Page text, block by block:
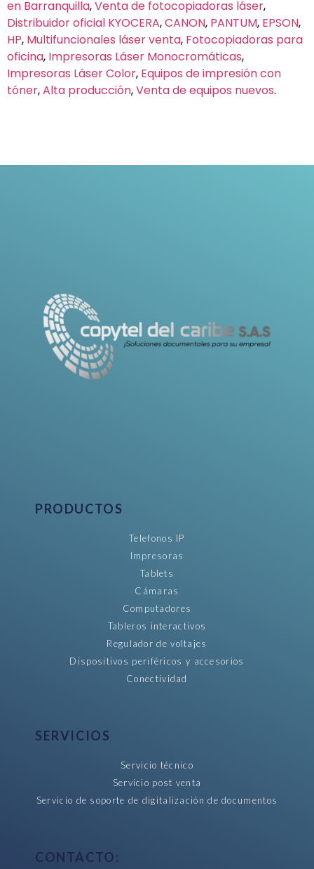
en Barranquilla,Venta de fotocopiadoras láser,
Distribuidor oficial KYOCERA,CANON, PANTUM, EPSON,
HP, Multifuncionales láser venta, Fotocopiadoras para
oficina, Impresoras Láser Monocromáticas,
Impresoras Láser Color, Equipos de impresión con
tóner,Alta producción,Venta de equipos nuevos.
PRODUCTOS
Telefonos IP
Impresoras
Tablets
Cámaras
Computadores
Tableros interactivos
Regulador de voltajes
Dispositivos periféricos y accesorios
Conectividad
SERVICIOS
Servicio técnico
Servicio post venta
Servicio de soporte de digitalización de documentos
CONTACTO: